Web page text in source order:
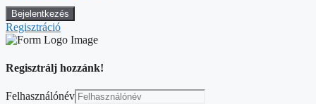
Regisztráció
Regisztrálj hozzánk!
Felhasználónév